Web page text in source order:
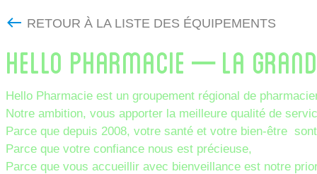
RETOUR À LA LISTE DES ÉQUIPEMENTS
HELLO PHARMACIE – LA
Hello Pharmacie est un groupement régional de
Notre ambition, vous apporter la meilleure qualité de
Parce que depuis 2008, votre santé et votre bien-être
Parce que votre confiance nous est précieuse,
Parce que vous accueillir avec bienveillance est notre